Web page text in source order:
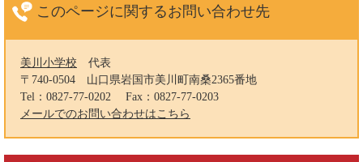
このページに関するお問い合わせ先
美川小学校
代表
〒740-0504
山口県岩国市美川町南桑2365番地
Tel：0827-77-0202
Fax：0827-77-0203
メールでのお問い合わせはこちら